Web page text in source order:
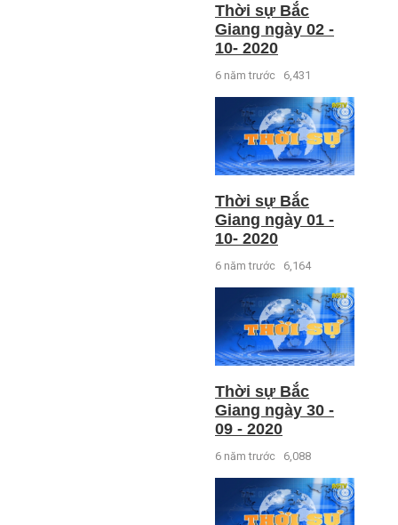
Thời sự Bắc
Giang ngày 02 -
10- 2020
6 năm trước 6,431
Thời sự Bắc
Giang ngày 01 -
10- 2020
6 năm trước 6,164
Thời sự Bắc
Giang ngày 30 -
09 - 2020
6 năm trước 6,088